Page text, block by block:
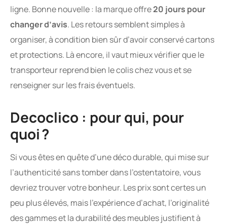
ligne. Bonne nouvelle : la marque offre20 jours pour
changer d’avis. Les retours semblent simples à
organiser, à condition bien sûr d’avoir conservé cartons
et protections. Là encore, il vaut mieux vérifier que le
transporteur reprend bien le colis chez vous et se
renseigner sur les frais éventuels.
Decoclico : pour qui, pour
quoi ?
Si vous êtes en quête d’une déco durable, qui mise sur
l’authenticité sans tomber dans l’ostentatoire, vous
devriez trouver votre bonheur. Les prix sont certes un
peu plus élevés, mais l’expérience d’achat, l’originalité
des gammes et la durabilité des meubles justifient à